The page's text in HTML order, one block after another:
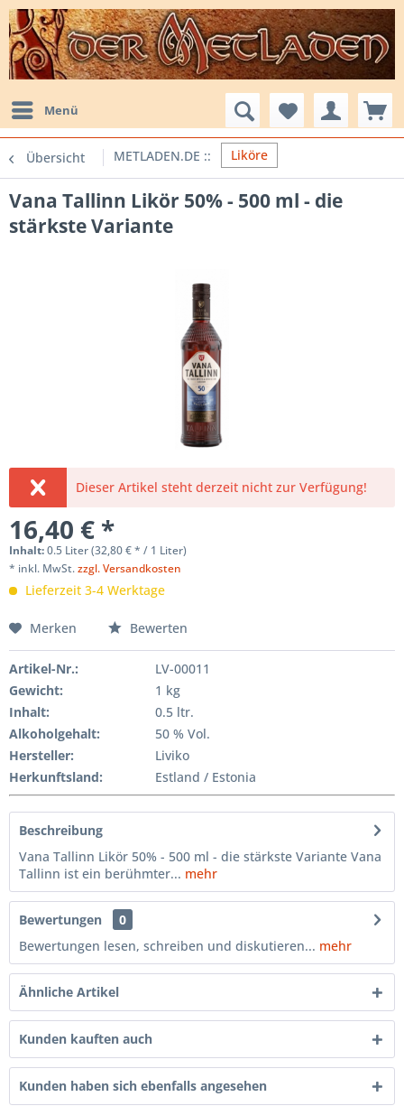
Menü
Übersicht Liköre
Vana Tallinn Likör 50% - 500 ml - die
stärkste Variante
Dieser Artikel steht derzeit nicht zur Verfügung!
16,40 € *
Inhalt:0.5 Liter (32,80 € * / 1 Liter)
* inkl. MwSt.zzgl. Versandkosten
Lieferzeit 3-4 Werktage
Merken Bewerten
Artikel-Nr.:
LV-00011
Gewicht:
1 kg
Inhalt:
0.5 ltr.
Alkoholgehalt:
50 % Vol.
Hersteller:
Liviko
Herkunftsland:
Estland / Estonia
Beschreibung
Vana Tallinn Likör 50% - 500 ml - die stärkste Variante Vana
Tallinn ist ein berühmter... mehr
Bewertungen
0
Bewertungen lesen, schreiben und diskutieren... mehr
Ähnliche Artikel
Kunden kauften auch
Kunden haben sich ebenfalls angesehen